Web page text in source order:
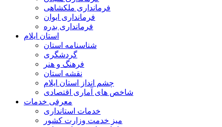
فرمانداری ملکشاهی
فرمانداری ایوان
فرمانداری بدره
استان ایلام
شناسنامه استان
گردشگری
فرهنگ و هنر
نقشه استان
چشم انداز استان ایلام
شاخص های آماری اقتصادی
معرفی خدمات
خدمات استانداری
میز خدمت وزارت کشور